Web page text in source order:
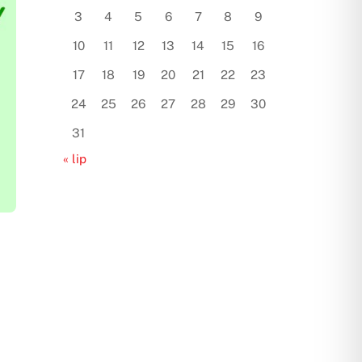
3 4 5 6 7 8 9
10 11 12 13 14 15 16
17 18 19 20 21 22 23
24 25 26 27 28 29 30
31
« lip